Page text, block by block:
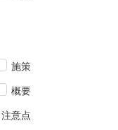
施策
概要
注意点